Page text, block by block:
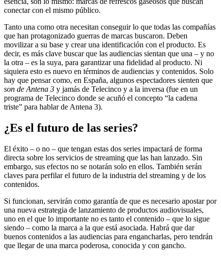
conectar con el mismo público.
Tanto una como otra necesitan conseguir lo que todas las compañías
que han protagonizado guerras de marcas buscaron. Deben
movilizar a su base y crear una identificación con el producto. Es
decir, es más clave buscar que las audiencias sientan que una – y no
la otra – es la suya, para garantizar una fidelidad al producto. Ni
siquiera esto es nuevo en términos de audiencias y contenidos. Solo
hay que pensar como, en España, algunos espectadores sienten que
son de Antena 3 y jamás de Telecinco y a la inversa (fue en un
programa de Telecinco donde se acuñó el concepto “la cadena
triste” para hablar de Antena 3).
¿Es el futuro de las series?
El éxito – o no – que tengan estas dos series impactará de forma
directa sobre los servicios de streaming que las han lanzado. Sin
embargo, sus efectos no se notarán solo en ellos. También serán
claves para perfilar el futuro de la industria del streaming y de los
contenidos.
Si funcionan, servirán como garantía de que es necesario apostar por
una nueva estrategia de lanzamiento de productos audiovisuales,
uno en el que lo importante no es tanto el contenido – que lo sigue
siendo – como la marca a la que está asociada. Habrá que dar
buenos contenidos a las audiencias para engancharlas, pero tendrán
que llegar de una marca poderosa, conocida y con gancho.